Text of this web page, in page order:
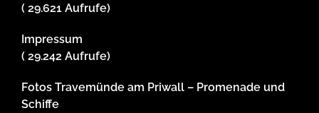
( 29.621 Aufrufe)
Impressum
( 29.242 Aufrufe)
Fotos Travemünde am Priwall – Promenade und
Schiffe